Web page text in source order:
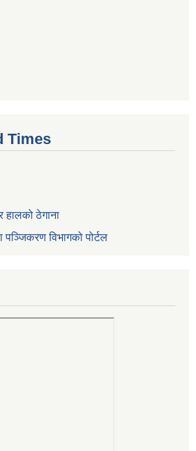
Times
हालको ठेगाना
पञ्जिकरण विभागको पोर्टल